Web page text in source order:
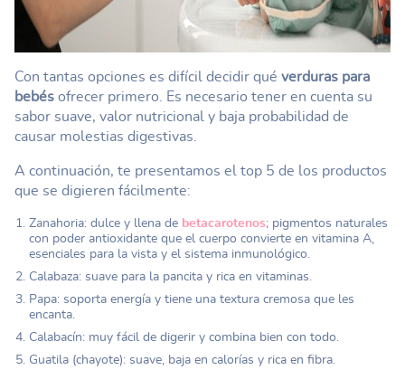
Con tantas opciones es difícil decidir qué verduras para
bebés ofrecer primero. Es necesario tener en cuenta su
sabor suave, valor nutricional y baja probabilidad de
causar molestias digestivas.
A continuación, te presentamos el top 5 de los productos
que se digieren fácilmente:
Zanahoria: dulce y llena de betacarotenos; pigmentos naturales
con poder antioxidante que el cuerpo convierte en vitamina A,
esenciales para la vista y el sistema inmunológico.
Calabaza: suave para la pancita y rica en vitaminas.
Papa: soporta energía y tiene una textura cremosa que les
encanta.
Calabacín: muy fácil de digerir y combina bien con todo.
Guatila (chayote): suave, baja en calorías y rica en fibra.